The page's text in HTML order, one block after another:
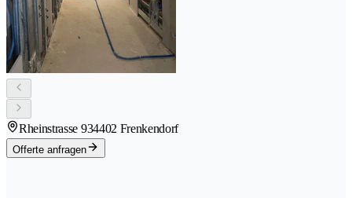
Rheinstrasse 934402 Frenkendorf
Offerte anfragen